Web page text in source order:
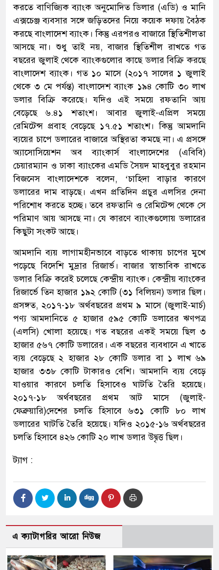
করতে বাণিজ্যিক ব্যাংক অনুমোদিত ডিলার (এডি) ও মানি
এক্সচেঞ্জ ব্যবসার সঙ্গে জড়িতদের নিয়ে কয়েক দফায় বৈঠক
করছে বাংলাদেশ ব্যাংক। কিন্তু এরপরও বাজারে স্থিতিশীলতা
আসছে না। শুধু তাই নয়, বাজার স্থিতিশীল রাখতে গত
বছরের জুলাই থেকে ব্যাংকগুলোর কাছে ডলার বিক্রি করছে
বাংলাদেশ ব্যাংক। গত ১০ মাসে (২০১৭ সালের ১ জুলাই
থেকে ৩ মে পর্যন্ত) বাংলাদেশ ব্যাংক ১৯৪ কোটি ৩০ লাখ
ডলার বিক্রি করেছে। যদিও এই সময়ে রফতানি আয়
বেড়েছে ৬.৪১ শতাংশ। আবার জুলাই-এপ্রিল সময়ে
রেমিটেন্স প্রবাহ বেড়েছে ১৭.৫১ শতাংশ। কিন্তু আমদানি
ব্যয়ের চাপে ডলারের বাজারে অস্থিরতা কমছে না। এ প্রসঙ্গে
অ্যাসোসিয়েশন অব ব্যাংকার্স বাংলাদেশের (এবিবি)
চেয়ারম্যান ও ঢাকা ব্যাংকের এমডি সৈয়দ মাহবুবুর রহমান
বিজনেস বাংলাদেশকে বলেন, ‘চাহিদা বাড়ার কারণে
ডলারের দাম বাড়ছে। এখন প্রতিদিন প্রচুর এলসির দেনা
পরিশোধ করতে হচ্ছে। তবে রফতানি ও রেমিটেন্স থেকে সে
পরিমাণ আয় আসছে না। যে কারণে ব্যাংকগুলোয় ডলারের
কিছুটা সংকট আছে।
আমদানি ব্যয় লাগামহীনভাবে বাড়তে থাকায় চাপের মুখে
পড়েছে বিদেশি মুদ্রার রিজার্ভ। বাজার স্বাভাবিক রাখতে
ডলার বিক্রি করেই চলেছে কেন্দ্রীয় ব্যাংক। কেন্দ্রীয় ব্যাংকের
রিজার্ভে তিন হাজার ১৯২ কোটি (৩১ বিলিয়ন) ডলার ছিল।
প্রসঙ্গত, ২০১৭-১৮ অর্থবছরের প্রথম ৯ মাসে (জুলাই-মার্চ)
পণ্য আমদানিতে ৫ হাজার ৫৯৫ কোটি ডলারের ঋণপত্র
(এলসি) খোলা হয়েছে। গত বছরের একই সময়ে ছিল ৩
হাজার ৫৬৭ কোটি ডলারের। এক বছরের ব্যবধানে এ খাতে
ব্যয় বেড়েছে ২ হাজার ২৮ কোটি ডলার বা ১ লাখ ৬৯
হাজার ৩৩৮ কোটি টাকারও বেশি। আমদানি ব্যয় বেড়ে
যাওয়ার কারণে চলতি হিসাবেও ঘাটতি তৈরি হয়েছে।
২০১৭-১৮ অর্থবছরের প্রথম আট মাসে (জুলাই-
ফেব্রুয়ারি)দেশের চলতি হিসাবে ৬৩১ কোটি ৮০ লাখ
ডলারের ঘাটতি তৈরি হয়েছে। যদিও ২০১৫-১৬ অর্থবছরের
চলতি হিসাবে ৪২৬ কোটি ২০ লাখ ডলার উদ্বৃত্ত ছিল।
ট্যাগ :
এ ক্যাটাগরির আরো নিউজ